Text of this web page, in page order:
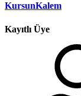
KursunKalem
Kayıtlı Üye